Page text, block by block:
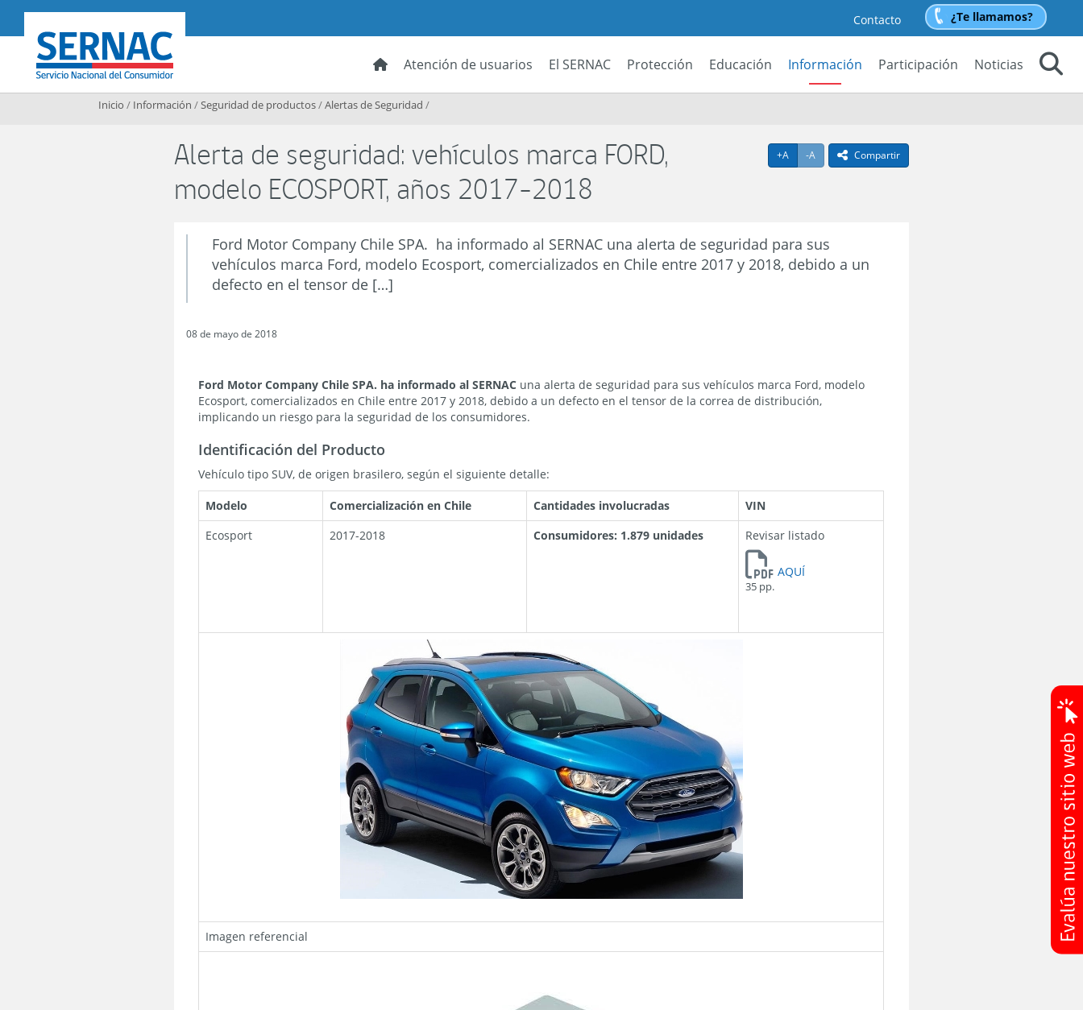
SERNAC
Contacto ¿Te llamamos?
Atención de usuarios El SERNAC Protección Educación Información Participación
Noticias
Inicio / Información /Seguridad de productos/Alertas de Seguridad /
+A Agrandar texto
-A Achicar textoicono compartir
Compartir
Alerta de seguridad: vehículos marca FORD,
modelo ECOSPORT, años 2017-2018
Ford Motor Company Chile SPA. ha informado al SERNAC una alerta de seguridad para sus
vehículos marca Ford, modelo Ecosport, comercializados en Chile entre 2017 y 2018, debido a un
defecto en el tensor de […]
08 de mayo de 2018
Ford Motor Company Chile SPA. ha informado al SERNAC una alerta de seguridad para sus vehículos marca Ford, modelo
Ecosport, comercializados en Chile entre 2017 y 2018, debido a un defecto en el tensor de la correa de distribución,
implicando un riesgo para la seguridad de los consumidores.
Identificación del Producto
Vehículo tipo SUV, de origen brasilero, según el siguiente detalle:
Modelo Comercialización en Chile Cantidades involucradas
VIN
Ecosport
2017-2018 Consumidores: 1.879 unidades Revisar listado
AQUÍ
35 pp.
Imagen referencial